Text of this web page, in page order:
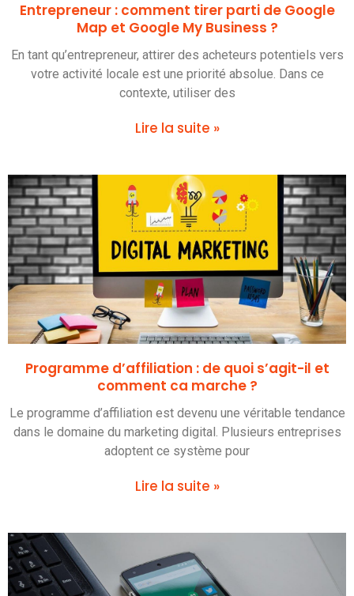
Entrepreneur : comment tirer parti de Google
Map et Google My Business ?
En tant qu’entrepreneur, attirer des acheteurs potentiels vers
votre activité locale est une priorité absolue. Dans ce
contexte, utiliser des
Lire la suite »
Programme d’affiliation : de quoi s’agit-il et
comment ca marche ?
Le programme d’affiliation est devenu une véritable tendance
dans le domaine du marketing digital. Plusieurs entreprises
adoptent ce système pour
Lire la suite »